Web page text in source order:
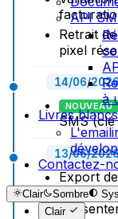
API
à
Livres blancs
Contactez-
Clair Sombre
Clair
Retrait
pixel
14/06/
NOUVEAU
SMS
13/06/
Export
date de